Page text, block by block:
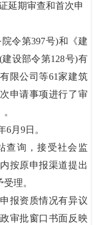
延期审查和首次申
令第397号)和《建
设部令第128号)有
限公司等61家建筑
申请事项进行了审
6月9日。
查询，接受社会监
按原申报渠道提出
理。
报资质情况有异议
审批窗口书面反映